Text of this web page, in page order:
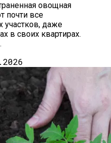
овощная
почти все
участков, даже
в своих квартирах.